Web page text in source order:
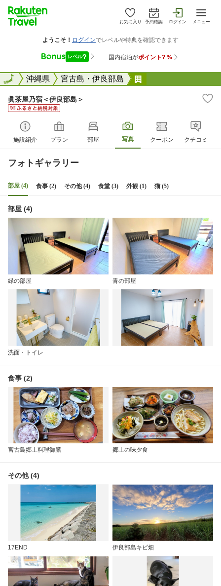
お気に入り 予約確認 ログイン メニュー
全国沖縄県 宮古島・伊良部島
全国
眞茶屋乃宿＜伊良部島＞
施設紹介 プラン 部屋 写真 クーポン クチコミ
フォトギャラリー
部屋 (4) 食事 (2) その他 (4) 食堂 (3) 外観 (1) 猫 (5)
部屋 (4)
緑の部屋 青の部屋
洗面・トイレ
食事 (2)
宮古島郷土料理御膳 郷土の味夕食
その他 (4)
17END 伊良部島キビ畑